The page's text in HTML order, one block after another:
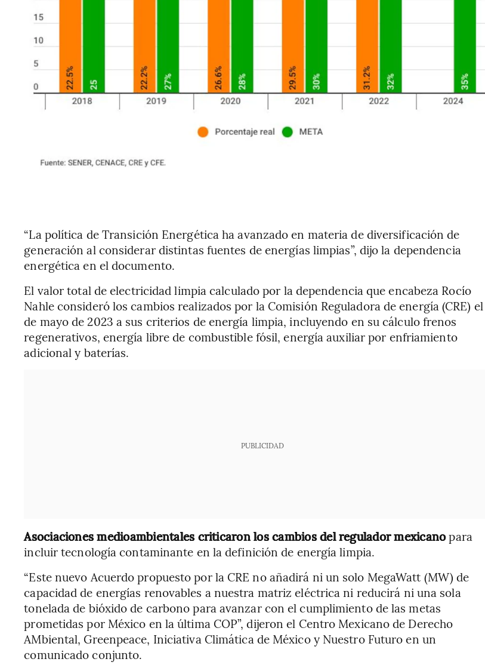
“La política de Transición Energética ha avanzado en materia de diversificación de
generación al considerar distintas fuentes de energías limpias”, dijo la dependencia
energética en el documento.
El valor total de electricidad limpia calculado por la dependencia que encabeza Rocío
Nahle consideró los cambios realizados por la Comisión Reguladora de energía (CRE) el
de mayo de 2023 a sus criterios de energía limpia, incluyendo en su cálculo frenos
regenerativos, energía libre de combustible fósil, energía auxiliar por enfriamiento
adicional y baterías.
PUBLICIDAD
Asociaciones medioambientales criticaron los cambios del regulador mexicanopara
incluir tecnología contaminante en la definición de energía limpia.
“Este nuevo Acuerdo propuesto por la CRE no añadirá ni un solo MegaWatt (MW) de
capacidad de energías renovables a nuestra matriz eléctrica ni reducirá ni una sola
tonelada de bióxido de carbono para avanzar con el cumplimiento de las metas
prometidas por México en la última COP”, dijeron el Centro Mexicano de Derecho
AMbiental, Greenpeace, Iniciativa Climática de México y Nuestro Futuro en un
comunicado conjunto.